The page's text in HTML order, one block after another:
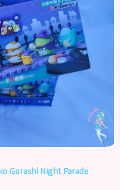
Gurashi Night Parade